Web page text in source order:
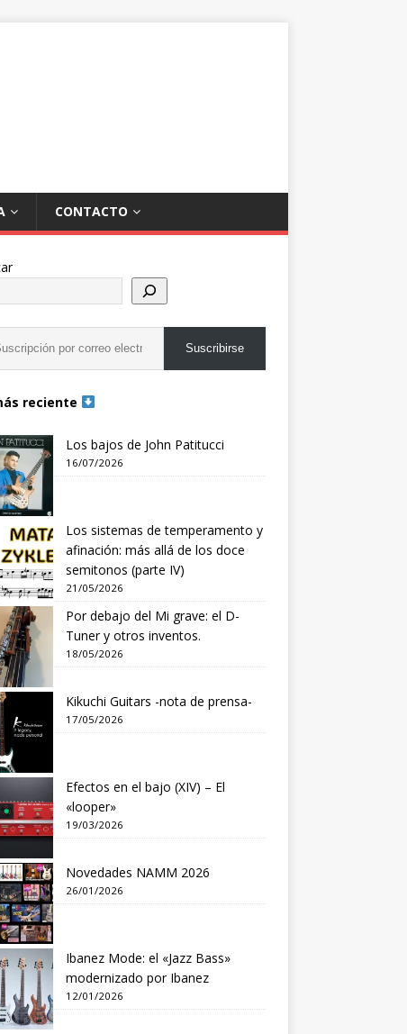
CONTACTO
Suscribirse
reciente
Los bajos de John Patitucci
16/07/2026
Los sistemas de temperamento y
afinación: más allá de los doce
semitonos (parte IV)
21/05/2026
Por debajo del Mi grave: el D-
Tuner y otros inventos.
18/05/2026
Kikuchi Guitars -nota de prensa-
17/05/2026
Efectos en el bajo (XIV) – El
«looper»
19/03/2026
Novedades NAMM 2026
26/01/2026
Ibanez Mode: el «Jazz Bass»
modernizado por Ibanez
12/01/2026